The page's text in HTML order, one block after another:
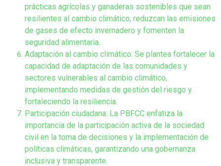
prácticas agrícolas y ganaderas sostenibles que sean
resilientes al cambio climático, reduzcan las emisiones
de gases de efecto invernadero y fomenten la
seguridad alimentaria.
Adaptación al cambio climático: Se plantea fortalecer la
capacidad de adaptación de las comunidades y
sectores vulnerables al cambio climático,
implementando medidas de gestión del riesgo y
fortaleciendo la resiliencia.
Participación ciudadana: La PBFCC enfatiza la
importancia de la participación activa de la sociedad
civil en la toma de decisiones y la implementación de
políticas climáticas, garantizando una gobernanza
inclusiva y transparente.